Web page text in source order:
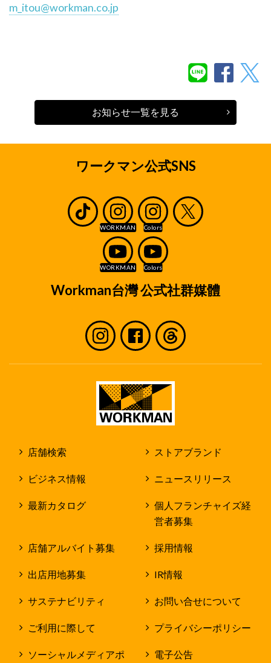
m_itou@workman.co.jp
お知らせ一覧を見る
ワークマン公式SNS
Workman台灣 公式社群媒體
店舗検索 ストアブランド
ビジネス情報 ニュースリリース
最新カタログ
個人フランチャイズ経
営者募集
店舗アルバイト募集 採用情報
出店用地募集 IR情報
サステナビリティ お問い合せについて
ご利用に際して プライバシーポリシー
ソーシャルメディアポ 電子公告